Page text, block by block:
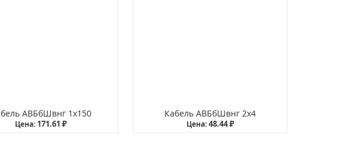
АВБбШвнг 1х150
Цена: 171.61 ₽
Кабель АВБбШвнг 2х4
Цена:48.44 ₽